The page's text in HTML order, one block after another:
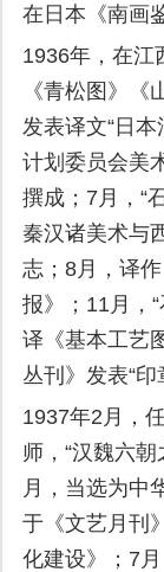
在日本《南画
1936年，在江
《青松图》《
发表译文“日
计划委员会美
撰成；7月，“
秦汉诸美术与
志；8月，译
报》；11月，
译《基本工艺
丛刊》发表“印
1937年2月，
师，“汉魏六
月，当选为中
于《文艺月刊
化建设》；7月